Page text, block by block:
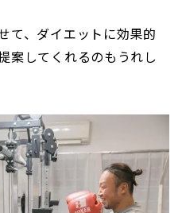
て、ダイエットに効果的
案してくれるのもうれし